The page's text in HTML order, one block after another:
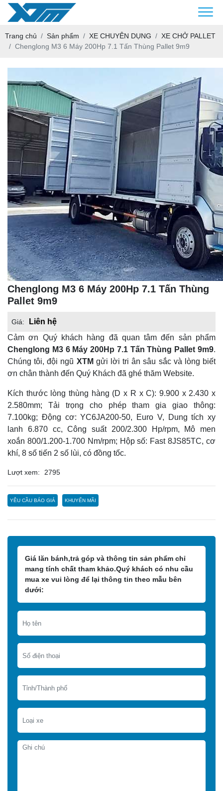
Trang chủ Sản phẩm XE CHUYÊN DỤNG
XE CHỞ PALLET
Chenglong M3 6 Máy 200Hp 7.1 Tấn Thùng Pallet 9m9
Chenglong M3 6 Máy 200Hp 7.1 Tấn Thùng
Pallet 9m9
Giá:
Liên hệ
Cảm ơn Quý khách hàng đã quan tâm đến sản phẩm
Chenglong M3 6 Máy 200Hp 7.1 Tấn Thùng Pallet 9m9.
Chúng tôi, đội ngũ XTM gửi lời tri ân sâu sắc và lòng biết
ơn chân thành đến Quý Khách đã ghé thăm Website.
Kích thước lòng thùng hàng (D x R x C): 9.900 x 2.430 x
2.580mm; Tải trọng cho phép tham gia giao thông:
7.100kg; Động cơ: YC6JA200-50, Euro V, Dung tích xy
lanh 6.870 cc, Công suất 200/2.300 Hp/rpm, Mô men
xoắn 800/1.200-1.700 Nm/rpm; Hộp số: Fast 8JS85TC, cơ
khí, 8 số tiến 2 số lùi, có đồng tốc.
Lượt xem: 2795
YÊU CẦU BÁO GIÁ KHUYẾN MÃI
Giá lăn bánh,trả góp và thông tin sản phẩm chỉ
mang tính chất tham khảo.Quý khách có nhu cầu
mua xe vui lòng để lại thông tin theo mẫu bên
dưới: